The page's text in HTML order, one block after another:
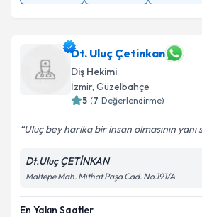
Dt. Uluç Çetinkan
Diş Hekimi
İzmir, Güzelbahçe
5 (7 Değerlendirme)
Uluç bey harika bir insan olmasının yanı
Dt.Uluç ÇETİNKAN
Maltepe Mah. Mithat Paşa Cad. No.191/A
En Yakın Saatler